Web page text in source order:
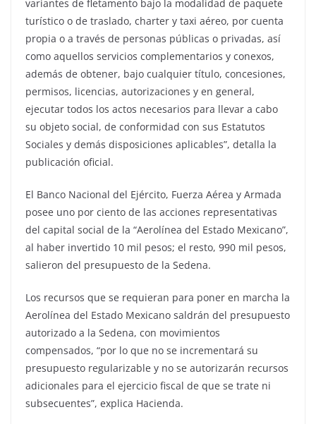
variantes de fletamento bajo la modalidad de paquete
turístico o de traslado, charter y taxi aéreo, por cuenta
propia o a través de personas públicas o privadas, así
como aquellos servicios complementarios y conexos,
además de obtener, bajo cualquier título, concesiones,
permisos, licencias, autorizaciones y en general,
ejecutar todos los actos necesarios para llevar a cabo
su objeto social, de conformidad con sus Estatutos
Sociales y demás disposiciones aplicables”, detalla la
publicación oficial.
El Banco Nacional del Ejército, Fuerza Aérea y Armada
posee uno por ciento de las acciones representativas
del capital social de la “Aerolínea del Estado Mexicano”,
al haber invertido 10 mil pesos; el resto, 990 mil pesos,
salieron del presupuesto de la Sedena.
Los recursos que se requieran para poner en marcha la
Aerolínea del Estado Mexicano saldrán del presupuesto
autorizado a la Sedena, con movimientos
compensados, “por lo que no se incrementará su
presupuesto regularizable y no se autorizarán recursos
adicionales para el ejercicio fiscal de que se trate ni
subsecuentes”, explica Hacienda.